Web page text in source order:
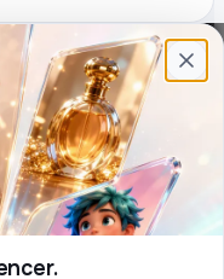
crée.
un compte
passe oublié